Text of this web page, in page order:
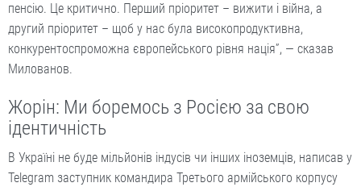
пенсію. Це критично. Перший пріоритет – вижити і війна, а
другий пріоритет – щоб у нас була високопродуктивна,
конкурентоспроможна європейського рівня нація”, — сказав
Милованов.
Жорін: Ми боремось з Росією за свою
ідентичність
В Україні не буде мільйонів індусів чи інших іноземців, написав у
Telegram заступник командира Третього армійського корпусу